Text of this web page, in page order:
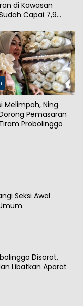
di Kawasan
Capai 7,9
Melimpah, Ning
Pemasaran
Probolinggo
Seksi Awal
Disorot,
Libatkan Aparat